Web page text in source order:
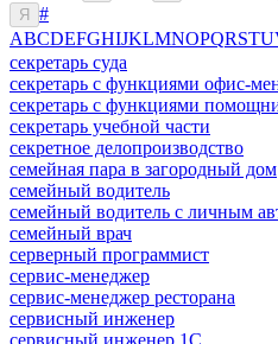
Я
#
ABCDEFGHIJKLMNOPQRSTU
секретарь суда
секретарь с функциями офис-
секретарь с функциями
секретарь учебной части
секретное делопроизводство
семейная пара в загородный дом
семейный водитель
семейный водитель с личным
семейный врач
серверный программист
сервис-менеджер
сервис-менеджер ресторана
сервисный инженер
сервисный инженер 1С